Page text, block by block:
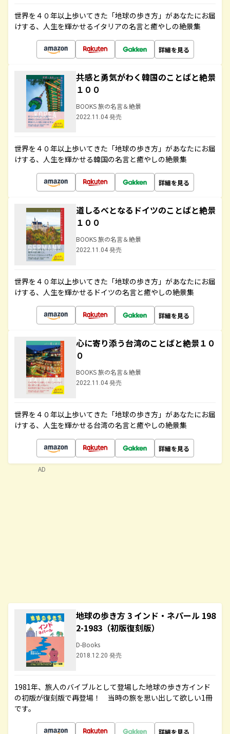
世界を４０年以上歩いてきた「地球の歩き方」があなたにお届
けする、人生を輝かせるイタリアの名言と癒やしの絶景集
詳細を見る
共感と勇気がわく韓国のことばと絶景
１００
BOOKS 旅の名言＆絶景
2022.11.04 発売
世界を４０年以上歩いてきた「地球の歩き方」があなたにお届
けする、人生を輝かせる韓国の名言と癒やしの絶景集
詳細を見る
道しるべとなるドイツのことばと絶景
１００
BOOKS 旅の名言＆絶景
2022.11.04 発売
世界を４０年以上歩いてきた「地球の歩き方」があなたにお届
けする、人生を輝かせるドイツの名言と癒やしの絶景集
詳細を見る
心に寄り添う台湾のことばと絶景１０
０
BOOKS 旅の名言＆絶景
2022.11.04 発売
世界を４０年以上歩いてきた「地球の歩き方」があなたにお届
けする、人生を輝かせる台湾の名言と癒やしの絶景集
詳細を見る
地球の歩き方 3 インド・ネパール 198
2-1983（初版復刻版）
D-Books
2018.12.20 発売
1981年、旅人のバイブルとして登場した地球の歩き方インド
の初版が復刻版で再登場！ 当時の旅を思い出して欲しい1冊
です。
詳細を見る
AD